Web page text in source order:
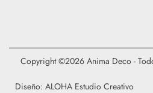
Diseño: ALOHA Estudio Creativo
Copyright ©2026 Anima Deco -